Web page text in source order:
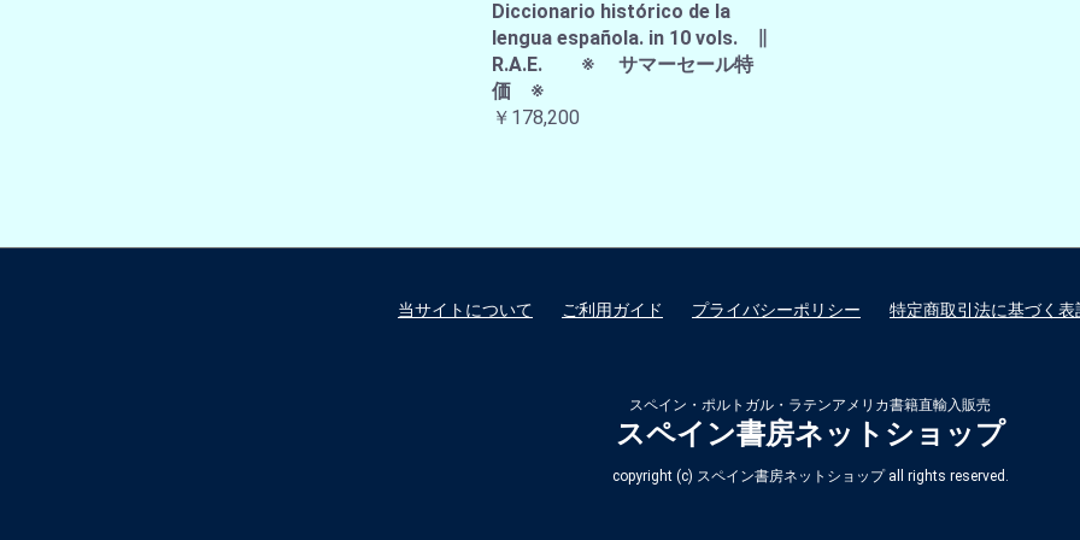
Diccionario histórico de la
lengua española. in 10 vols. ∥
R.A.E. ※ サマーセール特
価 ※
￥178,200
当サイトについて ご利用ガイド プライバシーポリシー 特定商取引法に基づく表
スペイン・ポルトガル・ラテンアメリカ書籍直輸入販売
スペイン書房ネットショップ
copyright (c) スペイン書房ネットショップ all rights reserved.